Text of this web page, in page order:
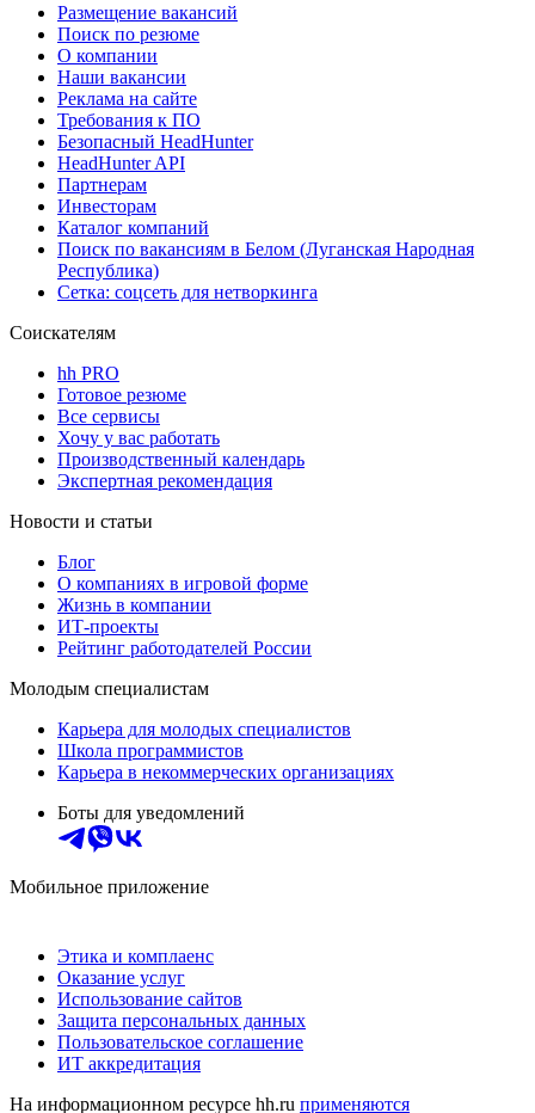
Размещение вакансий
Поиск по резюме
О компании
Наши вакансии
Реклама на сайте
Требования к ПО
Безопасный HeadHunter
HeadHunter API
Партнерам
Инвесторам
Каталог компаний
Поиск по вакансиям в Белом (Луганская Народная
Республика)
Сетка: соцсеть для нетворкинга
Соискателям
hh PRO
Готовое резюме
Все сервисы
Хочу у вас работать
Производственный календарь
Экспертная рекомендация
Новости и статьи
Блог
О компаниях в игровой форме
Жизнь в компании
ИТ-проекты
Рейтинг работодателей России
Молодым специалистам
Карьера для молодых специалистов
Школа программистов
Карьера в некоммерческих организациях
Боты для уведомлений
Мобильное приложение
Этика и комплаенс
Оказание услуг
Использование сайтов
Защита персональных данных
Пользовательское соглашение
ИТ аккредитация
На информационном ресурсе hh.ru применяются